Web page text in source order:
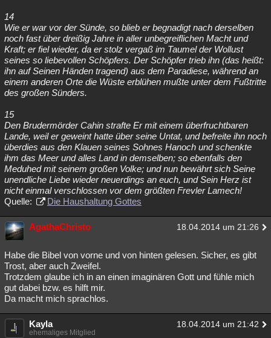
14
Wie er war vor der Sünde, so blieb er begnadigt nach derselben
noch fast über dreißig Jahre in aller unbegreiflichen Macht und
Kraft; er fiel wieder, da er stolz vergaß im Taumel der Wollust
seines so liebevollen Schöpfers. Der Schöpfer trieb ihn (das heißt:
ihn auf Seinen Händen tragend) aus dem Paradiese, während an
einem anderen Orte die Wüste erblühen mußte unter dem Fußtritte
des großen Sünders.
15
Den Brudermörder Cahin strafte Er mit einem überfruchtbaren
Lande, weil er geweint hatte über seine Untat, und befreite ihn noch
überdies aus den Klauen seines Sohnes Hanoch und schenkte
ihm das Meer und alles Land in demselben; so ebenfalls den
Meduhed mit seinem großen Volke; und nun bewährt sich Seine
unendliche Liebe wieder neuerdings an euch, und Sein Herz ist
nicht einmal verschlossen vor dem größten Frevler Lamech!
Quelle:
Die Haushaltung Gottes
AgathaChristo 18.04.2014 um 21:26
Habe die Bibel von vorne und von hinten gelesen. Sicher, es gibt
Trost, aber auch Zweifel.
Trotzdem glaube ich in an einen imaginären Gott und fühle mich
gut dabei bzw. es hilft mir.
Da macht mich sprachlos.
Kayla 18.04.2014 um 21:42
ehemaliges Mitglied